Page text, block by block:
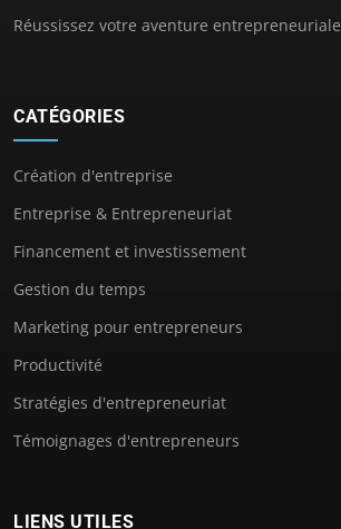
Réussissez votre aventure entrepreneuriale
CATÉGORIES
Création d'entreprise
Entreprise & Entrepreneuriat
Financement et investissement
Gestion du temps
Marketing pour entrepreneurs
Productivité
Stratégies d'entrepreneuriat
Témoignages d'entrepreneurs
LIENS UTILES